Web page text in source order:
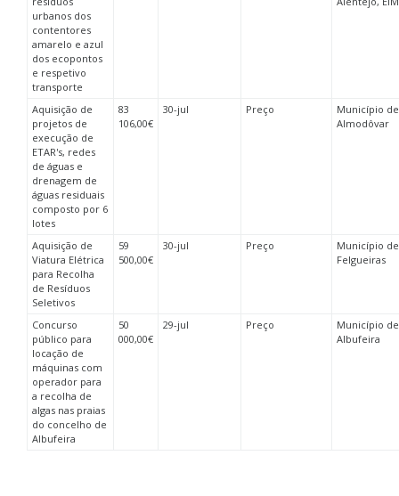
urbanos dos
contentores
amarelo e azul
dos ecopontos
e respetivo
transporte
Aquisição de
projetos de
execução de
ETAR's, redes
de águas e
drenagem de
águas residuais
composto por 6
lotes
83
106,00€
30-jul Preço
Município de
Almodôvar
Aquisição de
Viatura Elétrica
para Recolha
de Resíduos
Seletivos
59
500,00€
30-jul Preço
Município de
Felgueiras
Concurso
público para
locação de
máquinas com
operador para
a recolha de
algas nas praias
do concelho de
Albufeira
50
000,00€
29-jul Preço
Município de
Albufeira